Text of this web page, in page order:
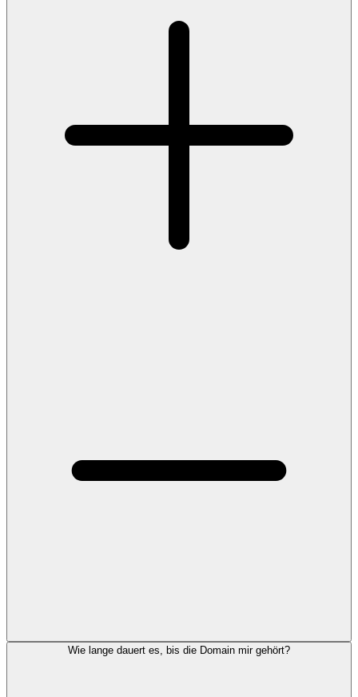
Wie lange dauert es, bis die Domain mir gehört?